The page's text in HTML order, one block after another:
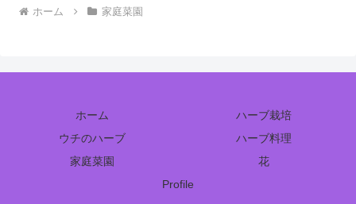
ホーム 家庭菜園
ホーム
ハーブ栽培
ウチのハーブ
ハーブ料理
家庭菜園
花
Profile